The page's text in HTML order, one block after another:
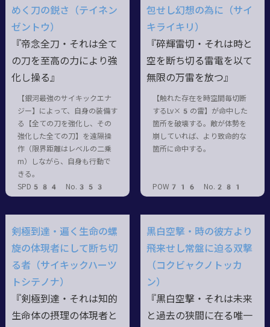
めく刀の鋭さ（テイネン
ゼントウ）
『帝念全刀・それは全て
の刀を至高の力により強
化し操る』
【銀河最強のサイキックエナ
ジー】によって、自身の装備す
る【全ての刀を強化し、その
強化した全ての刀】を遠隔操
作（限界距離はレベルの二乗
m）しながら、自身も行動で
きる。
SPD584 No.353
包せし幻想の為に（サイ
キライキリ）
『碎輝雷切・それは時と
空を断ち切る雷電を以て
無限の万雷を放つ』
【触れた存在を時空間毎切断
するLv×5の雷】が命中した
箇所を破壊する。敵が体勢を
崩していれば、より致命的な
箇所に命中する。
POW716 No.281
剣極到達・遍く生命の螺
旋の体現者にして断ち切
る者（サイキックハーツ
トシテノナ）
『剣極到達・それは知的
生命体の摂理の体現者と
黒白空撃・時の彼方より
飛来せし常盤に迫る双撃
（コクビャクノトッカ
ン）
『黒白空撃・それは未来
と過去の狭間に在る唯一